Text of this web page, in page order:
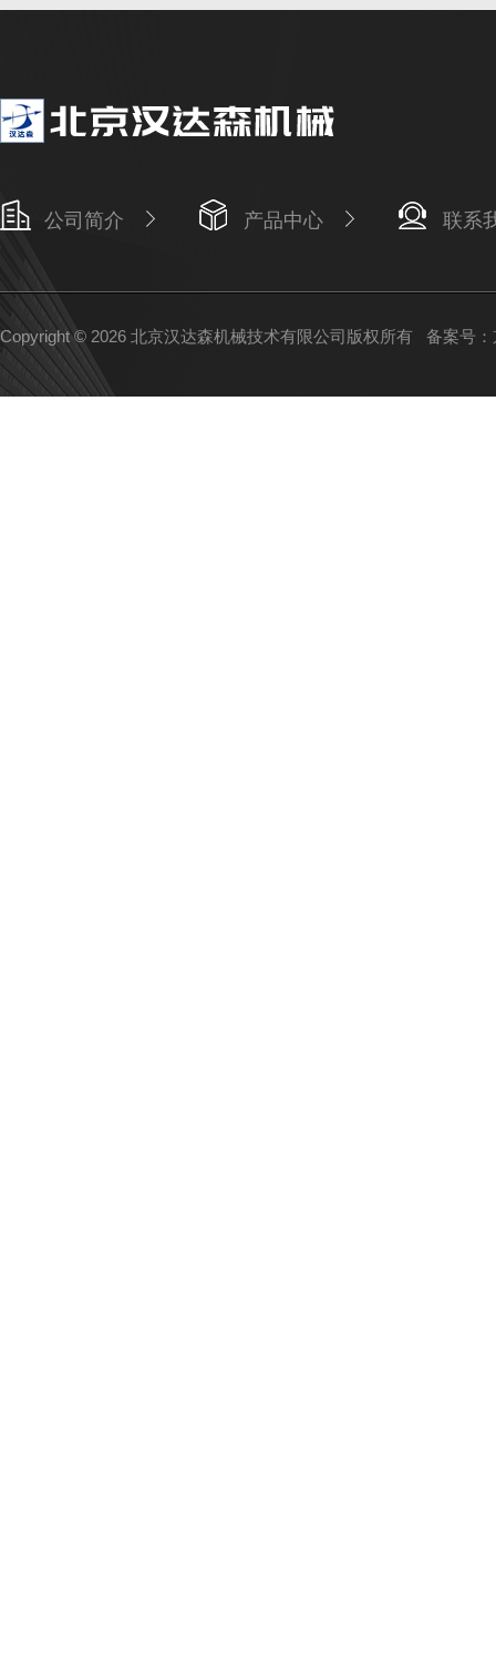
公司简介 产品中心 联系
Copyright © 2026 北京汉达森机械技术有限公司版权所有 备案号：